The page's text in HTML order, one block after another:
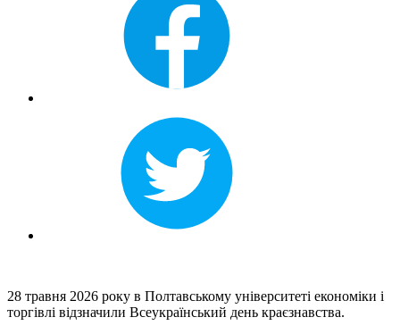
28 травня 2026 року в Полтавському університеті економіки і
торгівлі відзначили Всеукраїнський день краєзнавства.